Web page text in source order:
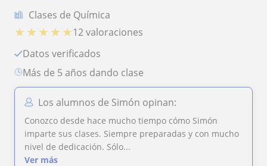
Clases de Química
★ ★ ★ ★ ★12 valoraciones
Datos verificados
más de 5 años dando clase
Los alumnos de Simón opinan:
Conozco desde hace mucho tiempo cómo Simón
imparte sus clases. Siempre preparadas y con mucho
nivel de dedicación. Sólo...
Ver más